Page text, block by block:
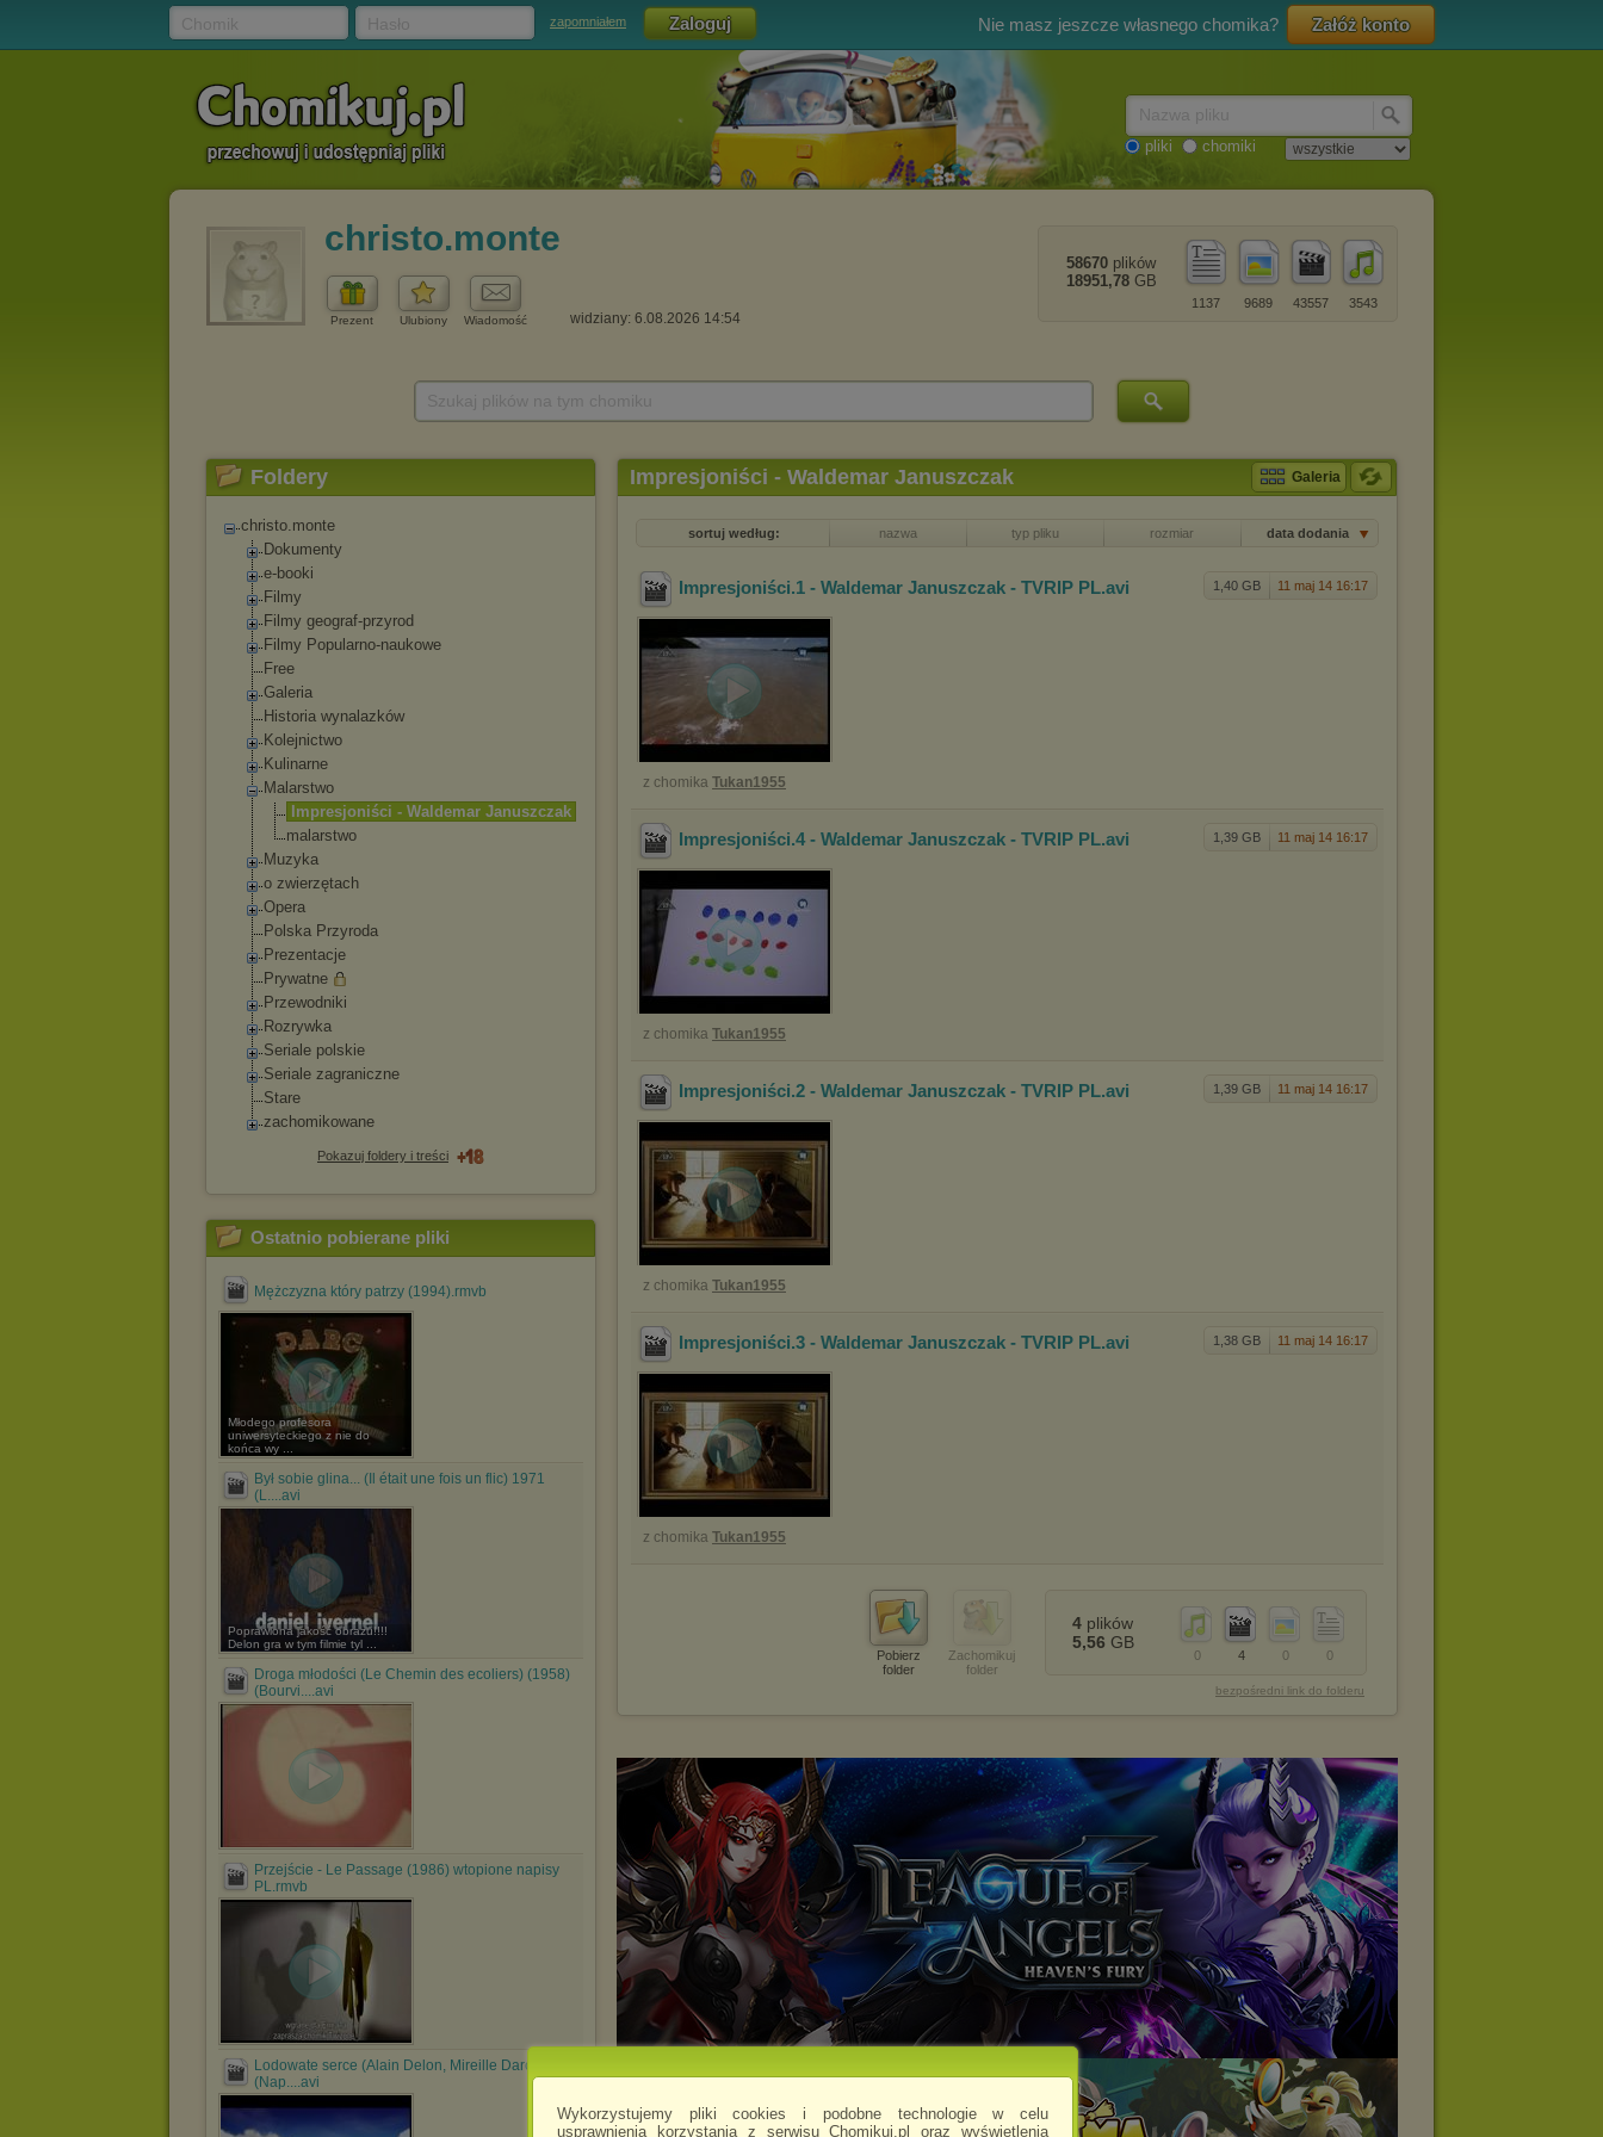
Wykorzystujemy pliki cookies i podobne technologie w celu
usprawnienia korzystania z serwisu Chomikuj.pl oraz wyświetlenia
zapomniałem Nie masz jeszcze własnego chomika? Załóż konto
pliki chomiki
christo.monte
Prezent Ulubiony Wiadomość widziany: 6.08.2026 14:54
3543
43557
9689
1137
58670 plików
18951,78 GB
Foldery
christo.monte
Dokumenty
e-booki
Filmy
Filmy geograf-przyrod
Filmy Popularno-naukowe
Free
Galeria
Historia wynalazków
Kolejnictwo
Kulinarne
Malarstwo
Impresjoniści - Waldemar Januszczak
malarstwo
Muzyka
o zwierzętach
Opera
Polska Przyroda
Prezentacje
Prywatne
Przewodniki
Rozrywka
Seriale polskie
Seriale zagraniczne
Stare
zachomikowane
Pokazuj foldery i treści
Ostatnio pobierane pliki
Mężczyzna który patrzy (1994).rmvb
Młodego profesora
uniwersyteckiego z nie do
końca wy ...
Był sobie glina... (Il était une fois un flic) 1971
(L....avi
Poprawiona jakość obrazu!!!!
Delon gra w tym filmie tyl ...
Droga młodości (Le Chemin des ecoliers) (1958)
(Bourvi....avi
Przejście - Le Passage (1986) wtopione napisy
PL.rmvb
Lodowate serce (Alain Delon, Mireille Darc) 1974
(Nap....avi
Impresjoniści - Waldemar Januszczak Galeria
sortuj według: nazwa typ pliku rozmiar data dodania
1,40 GB 11 maj 14 16:17
Impresjoniści.1 - Waldemar Januszczak - TVRIP PL.avi
z chomika Tukan1955
1,39 GB 11 maj 14 16:17
Impresjoniści.4 - Waldemar Januszczak - TVRIP PL.avi
z chomika Tukan1955
1,39 GB 11 maj 14 16:17
Impresjoniści.2 - Waldemar Januszczak - TVRIP PL.avi
z chomika Tukan1955
1,38 GB 11 maj 14 16:17
Impresjoniści.3 - Waldemar Januszczak - TVRIP PL.avi
z chomika Tukan1955
Pobierz
folder
Zachomikuj
folder
0
0
4
0
4 plików
5,56 GB
bezpośredni link do folderu